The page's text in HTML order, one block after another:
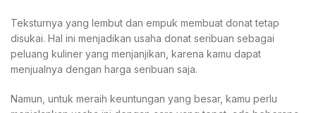
Teksturnya yang lembut dan empuk membuat donat tetap
disukai. Hal ini menjadikan usaha donat seribuan sebagai
peluang kuliner yang menjanjikan, karena kamu dapat
menjualnya dengan harga seribuan saja.
Namun, untuk meraih keuntungan yang besar, kamu perlu